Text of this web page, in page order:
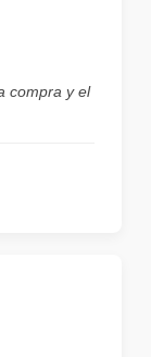
compra y el